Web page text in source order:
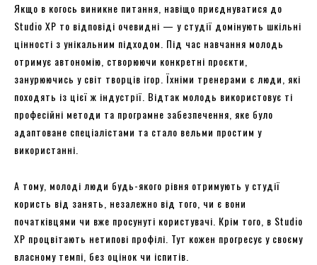
Якщо в когось виникне питання, навіщо приєднуватися до
Studio XP то відповіді очевидні — у студії домінують шкільні
цінності з унікальним підходом. Під час навчання молодь
отримує автономію, створюючи конкретні проєкти,
занурюючись у світ творців ігор. Їхніми тренерами є люди, які
походять із цієї ж індустрії. Відтак молодь використовує ті
професійні методи та програмне забезпечення, яке було
адаптоване спеціалістами та стало вельми простим у
використанні.
А тому, молоді люди будь-якого рівня отримують у студії
користь від занять, незалежно від того, чи є вони
початківцями чи вже просунуті користувачі. Крім того, в Studio
XP процвітають нетипові профілі. Тут кожен прогресує у своєму
власному темпі, без оцінок чи іспитів.